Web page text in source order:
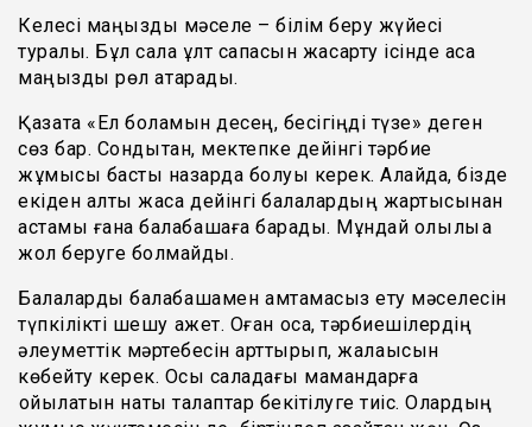
Келесі маңызды мәселе – білім беру жүйесі
туралы. Бұл сала ұлт сапасын жақсарту ісінде аса
маңызды рөл атқарады.
Қазақта «Ел боламын десең, бесігіңді түзе» деген
сөз бар. Сондықтан, мектепке дейінгі тәрбие
жұмысы басты назарда болуы керек. Алайда, бізде
екіден алты жасқа дейінгі балалардың жартысынан
астамы ғана балабақшаға барады. Мұндай олқылыққа
жол беруге болмайды.
Балаларды балабақшамен қамтамасыз ету мәселесін
түпкілікті шешу қажет. Оған қоса, тәрбиешілердің
әлеуметтік мәртебесін арттырып, жалақысын
көбейту керек. Осы саладағы мамандарға
қойылатын нақты талаптар бекітілуге тиіс. Олардың